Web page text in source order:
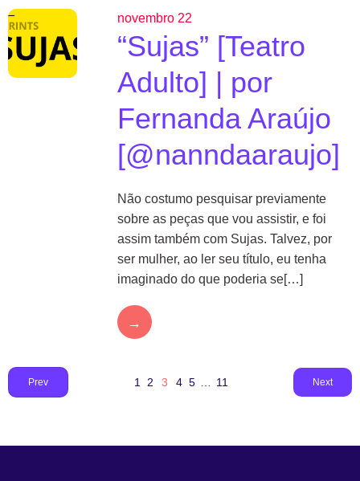
novembro 22
“Sujas” [Teatro
Adulto] | por
Fernanda Araújo
[@nanndaaraujo]
Não costumo pesquisar previamente
sobre as peças que vou assistir, e foi
assim também com Sujas. Talvez, por
ser mulher, ao ler seu título, eu tenha
imaginado do que poderia se[…]
→
Prev 1 2 3 4 5 11 Next